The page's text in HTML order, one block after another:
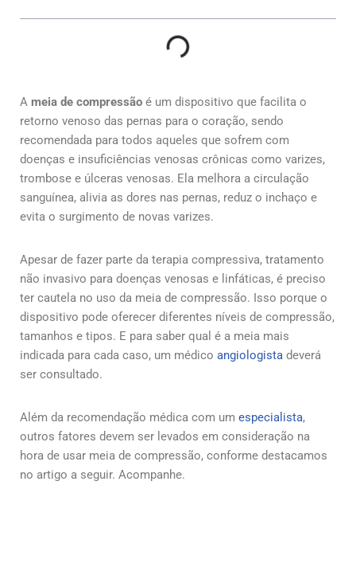
A meia de compressão é um dispositivo que facilita o
retorno venoso das pernas para o coração, sendo
recomendada para todos aqueles que sofrem com
doenças e insuficiências venosas crônicas como varizes,
trombose e úlceras venosas. Ela melhora a circulação
sanguínea, alivia as dores nas pernas, reduz o inchaço e
evita o surgimento de novas varizes.
Apesar de fazer parte da terapia compressiva, tratamento
não invasivo para doenças venosas e linfáticas, é preciso
ter cautela no uso da meia de compressão. Isso porque o
dispositivo pode oferecer diferentes níveis de compressão,
tamanhos e tipos. E para saber qual é a meia mais
indicada para cada caso, um médico angiologista deverá
ser consultado.
Além da recomendação médica com um especialista,
outros fatores devem ser levados em consideração na
hora de usar meia de compressão, conforme destacamos
no artigo a seguir. Acompanhe.